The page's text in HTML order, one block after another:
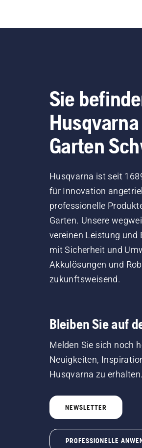
Sie
Garten
Husqvarna ist seit
für Innovation
professionelle
Garten. Unsere
vereinen Leistung und
mit Sicherheit und
Akkulösungen und
zukunftsweisend.
Bleiben Sie auf
Melden Sie sich noch
Neuigkeiten,
Husqvarna zu erhalten.
NEWSLETTER
PROFESSIONELLE